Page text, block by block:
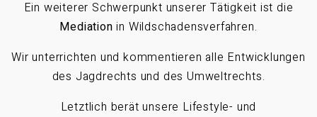
Ein weiterer Schwerpunkt unserer Tätigkeit ist die
Mediation in Wildschadensverfahren.
Wir unterrichten und kommentieren alle Entwicklungen
des Jagdrechts und des Umweltrechts.
Letztlich berät unsere Lifestyle- und